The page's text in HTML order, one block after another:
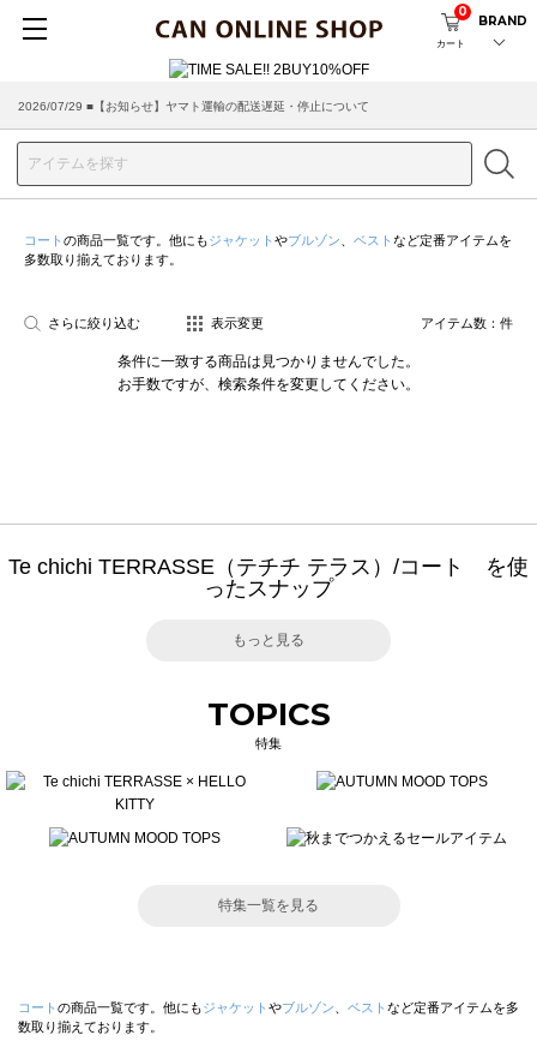
カート
0
BRAND
2026/07/29 ■【お知らせ】ヤマト運輸の配送遅延・停止について
コート の商品一覧です。他にもジャケット やブルゾン ベスト など定番アイテムを
多数取り揃えております。
さらに絞り込む 表示変更 アイテム数： 件
条件に一致する商品は見つかりませんでした。
お手数ですが、検索条件を変更してください。
Te chichi TERRASSE（テチチ テラス）/コート を使
ったスナップ
もっと見る
TOPICS
特集
特集一覧を見る
コート の商品一覧です。他にもジャケット やブルゾン ベスト など定番アイテムを多
数取り揃えております。